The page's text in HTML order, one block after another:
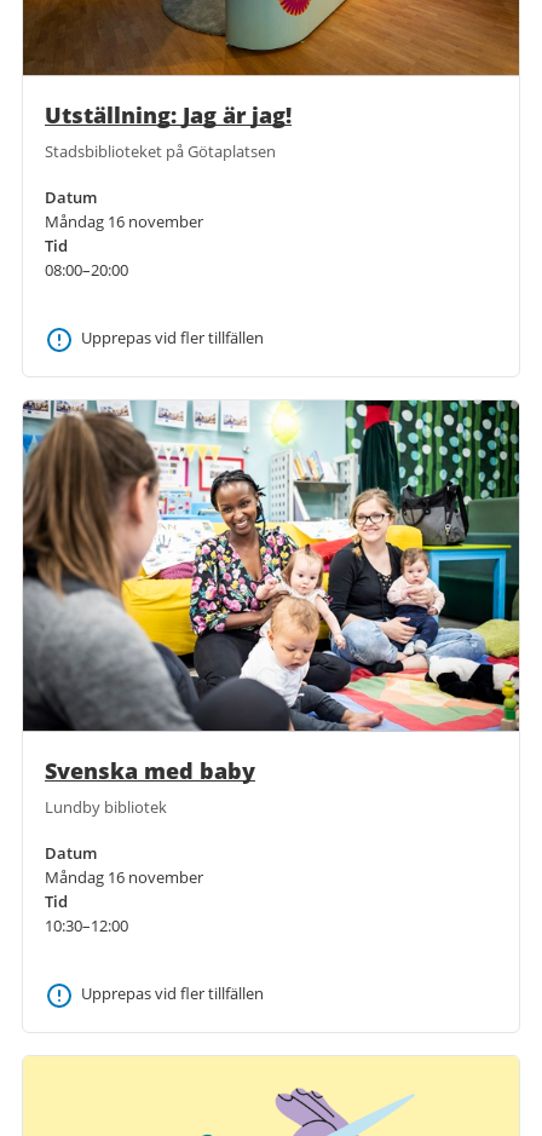
Utställning: Jag är jag!
Stadsbiblioteket på Götaplatsen
Datum
Måndag 16 november
Tid
08:00–20:00
Upprepas vid fler tillfällen
Svenska med baby
Lundby bibliotek
Datum
Måndag 16 november
Tid
10:30–12:00
Upprepas vid fler tillfällen